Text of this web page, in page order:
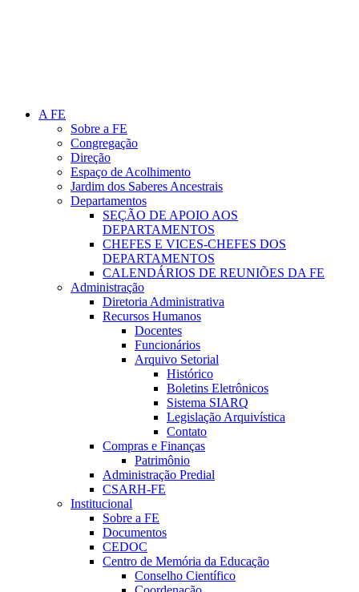
A FE
Sobre a FE
Congregação
Direção
Espaço de Acolhimento
Jardim dos Saberes Ancestrais
Departamentos
SEÇÃO DE APOIO AOS
DEPARTAMENTOS
CHEFES E VICES-CHEFES DOS
DEPARTAMENTOS
CALENDÁRIOS DE REUNIÕES DA FE
Administração
Diretoria Administrativa
Recursos Humanos
Docentes
Funcionários
Arquivo Setorial
Histórico
Boletins Eletrônicos
Sistema SIARQ
Legislação Arquivística
Contato
Compras e Finanças
Patrimônio
Administração Predial
CSARH-FE
Institucional
Sobre a FE
Documentos
CEDOC
Centro de Memória da Educação
Conselho Científico